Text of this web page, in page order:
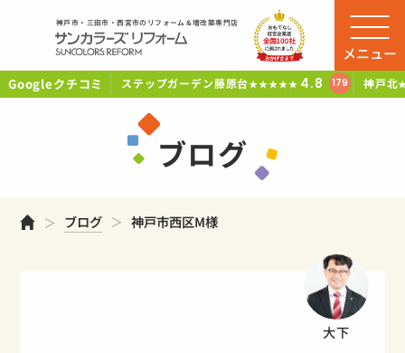
神戸市・三田市・西宮市のリフォーム＆増改築専門店
Googleクチコミ ステップガーデン藤原台★★★★★ 4.8 179 神戸北
メニュー
ブログ
ホームブログ 神戸市西区M様
大下